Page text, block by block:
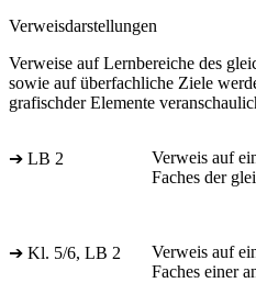
Verweisdarstellungen
Verweise auf Lernbereiche des
sowie auf überfachliche Ziele
grafischder Elemente
➔ LB 2
Verweis auf
Faches der
➔ Kl. 5/6, LB 2
Verweis auf
Faches einer